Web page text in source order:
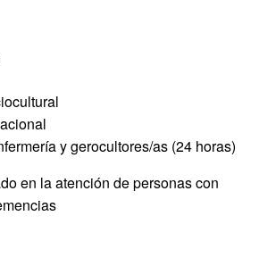
y gerocultores/as (24 horas)
en la atención de personas con